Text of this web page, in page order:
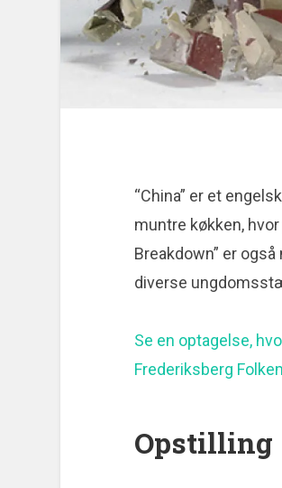
“China” er et
muntre køkken,
Breakdown” er
diverse
Se en optagelse,
Frederiksberg
Opstilling